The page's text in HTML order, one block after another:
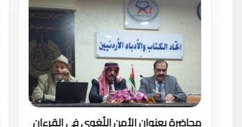
محاضرة بعنوان الأمن اللُغوي في القرءان